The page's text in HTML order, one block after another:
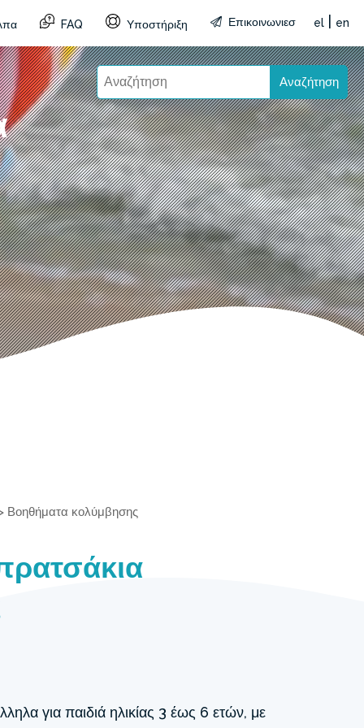
FAQ Υποστήριξη Επικοινωνιεσ el en
Αναζήτηση
Βοηθήματα κολύμβησης
για παιδιά ηλικίας 3 έως 6 ετών, με